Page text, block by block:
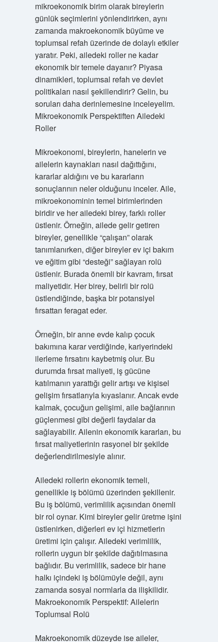
mikroekonomik birim olarak bireylerin
günlük seçimlerini yönlendirirken, aynı
zamanda makroekonomik büyüme ve
toplumsal refah üzerinde de dolaylı etkiler
yaratır. Peki, ailedeki roller ne kadar
ekonomik bir temele dayanır? Piyasa
dinamikleri, toplumsal refah ve devlet
politikaları nasıl şekillendirir? Gelin, bu
soruları daha derinlemesine inceleyelim.
Mikroekonomik Perspektiften Ailedeki
Roller
Mikroekonomi, bireylerin, hanelerin ve
ailelerin kaynakları nasıl dağıttığını,
kararlar aldığını ve bu kararların
sonuçlarının neler olduğunu inceler. Aile,
mikroekonominin temel birimlerinden
biridir ve her ailedeki birey, farklı roller
üstlenir. Örneğin, ailede gelir getiren
bireyler, genellikle “çalışan” olarak
tanımlanırken, diğer bireyler ev içi bakım
ve eğitim gibi “desteği” sağlayan rolü
üstlenir. Burada önemli bir kavram, fırsat
maliyetidir. Her birey, belirli bir rolü
üstlendiğinde, başka bir potansiyel
fırsattan feragat eder.
Örneğin, bir anne evde kalıp çocuk
bakımına karar verdiğinde, kariyerindeki
ilerleme fırsatını kaybetmiş olur. Bu
durumda fırsat maliyeti, iş gücüne
katılmanın yarattığı gelir artışı ve kişisel
gelişim fırsatlarıyla kıyaslanır. Ancak evde
kalmak, çocuğun gelişimi, aile bağlarının
güçlenmesi gibi değerli faydalar da
sağlayabilir. Ailenin ekonomik kararları, bu
fırsat maliyetlerinin rasyonel bir şekilde
değerlendirilmesiyle alınır.
Ailedeki rollerin ekonomik temeli,
genellikle iş bölümü üzerinden şekillenir.
Bu iş bölümü, verimlilik açısından önemli
bir rol oynar. Kimi bireyler gelir üretme işini
üstlenirken, diğerleri ev içi hizmetlerin
üretimi için çalışır. Ailedeki verimlilik,
rollerin uygun bir şekilde dağıtılmasına
bağlıdır. Bu verimlilik, sadece bir hane
halkı içindeki iş bölümüyle değil, aynı
zamanda sosyal normlarla da ilişkilidir.
Makroekonomik Perspektif: Ailelerin
Toplumsal Rolü
Makroekonomik düzeyde ise aileler,